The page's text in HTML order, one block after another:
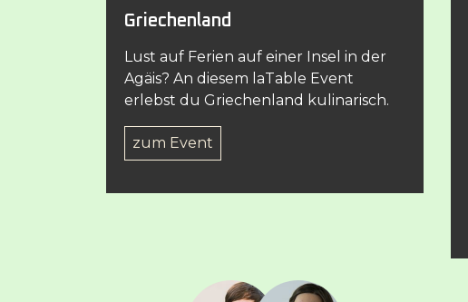
Griechenland
Lust auf Ferien auf einer Insel in der
Agäis? An diesem laTable Event
erlebst du Griechenland kulinarisch.
zum Event